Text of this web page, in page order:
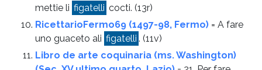
mettie li figatelli cocti. (13r)
RicettarioFermo69 (1497-98, Fermo) = A fare
uno guaceto ali figatelli . (11v)
Libro de arte coquinaria (ms. Washington)